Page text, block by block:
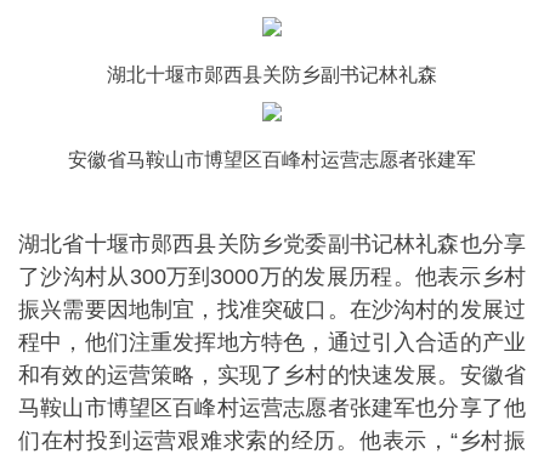
湖北十堰市郧西县关防乡副书记林礼森
安徽省马鞍山市博望区百峰村运营志愿者张建军
湖北省十堰市郧西县关防乡党委副书记林礼森也分享
了沙沟村从300万到3000万的发展历程。他表示乡村
振兴需要因地制宜，找准突破口。在沙沟村的发展过
程中，他们注重发挥地方特色，通过引入合适的产业
和有效的运营策略，实现了乡村的快速发展。安徽省
马鞍山市博望区百峰村运营志愿者张建军也分享了他
们在村投到运营艰难求索的经历。他表示，“乡村振